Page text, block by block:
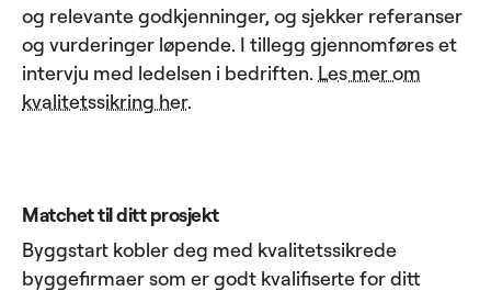
og relevante godkjenninger, og sjekker referanser
og vurderinger løpende. I tillegg gjennomføres et
intervju med ledelsen i bedriften. Les mer om
kvalitetssikring her.
Matchet til ditt prosjekt
Byggstart kobler deg med kvalitetssikrede
byggefirmaer som er godt kvalifiserte for ditt